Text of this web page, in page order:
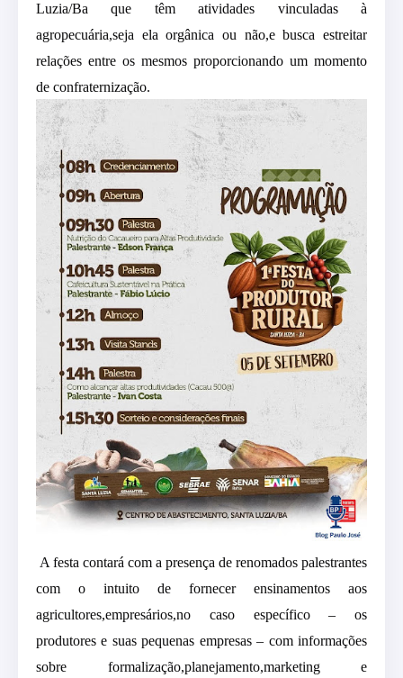
Luzia/Ba que têm atividades vinculadas à
agropecuária,seja ela orgânica ou não,e busca estreitar
relações entre os mesmos proporcionando um momento
de confraternização.
A festa contará com a presença de renomados palestrantes
com o intuito de fornecer ensinamentos aos
agricultores,empresários,no caso específico – os
produtores e suas pequenas empresas – com informações
sobre formalização,planejamento,marketing e